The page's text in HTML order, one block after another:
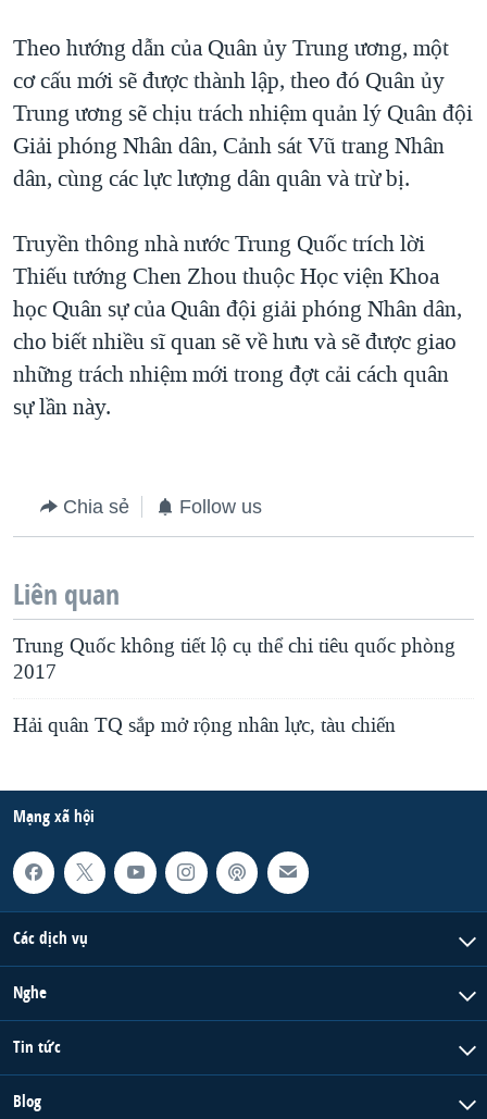
Theo hướng dẫn của Quân ủy Trung ương, một
cơ cấu mới sẽ được thành lập, theo đó Quân ủy
Trung ương sẽ chịu trách nhiệm quản lý Quân đội
Giải phóng Nhân dân, Cảnh sát Vũ trang Nhân
dân, cùng các lực lượng dân quân và trừ bị.
Truyền thông nhà nước Trung Quốc trích lời
Thiếu tướng Chen Zhou thuộc Học viện Khoa
học Quân sự của Quân đội giải phóng Nhân dân,
cho biết nhiều sĩ quan sẽ về hưu và sẽ được giao
những trách nhiệm mới trong đợt cải cách quân
sự lần này.
Chia sẻ Follow us
Liên quan
Trung Quốc không tiết lộ cụ thể chi tiêu quốc phòng
2017
Hải quân TQ sắp mở rộng nhân lực, tàu chiến
Mạng xã hội
Các dịch vụ
Nghe
Tin tức
Blog